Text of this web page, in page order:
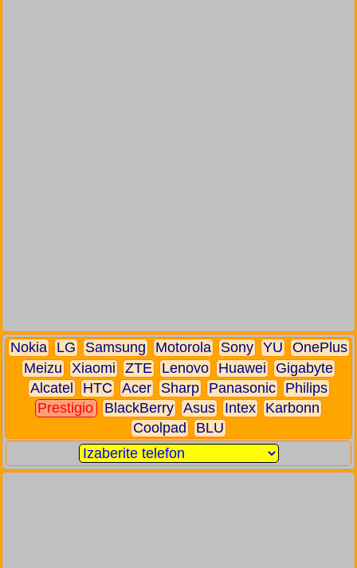
Nokia LG Samsung Motorola Sony YU
OnePlus
Meizu
Xiaomi ZTE Lenovo Huawei
Gigabyte
Alcatel
HTC Acer Sharp Panasonic
Philips
Prestigio
BlackBerry Asus Intex
Karbonn
Coolpad
BLU